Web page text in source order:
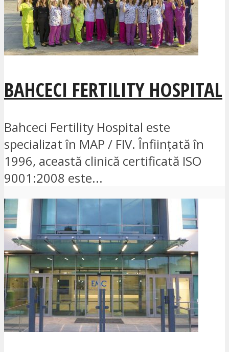
BAHCECI FERTILITY HOSPITAL
Bahceci Fertility Hospital este
specializat în MAP / FIV. Înființată în
1996, această clinică certificată ISO
9001:2008 este...